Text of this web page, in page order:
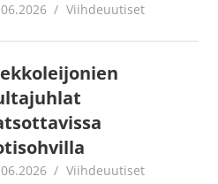
Juha Kaunisto
Viihdeuutiset
Juha Kaunisto
Viihdeuutiset